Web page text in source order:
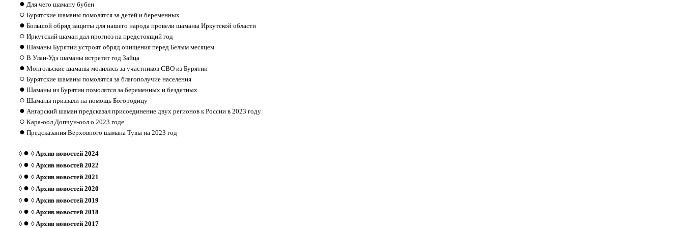
● Для чего шаману бубен
○ Бурятские шаманы помолятся за детей и беременных
● Большой обряд защиты для нашего народа провели шаманы Иркутской области
○ Иркутский шаман дал прогноз на предстоящий год
● Шаманы Бурятии устроят обряд очищения перед Белым месяцем
○ В Улан-Удэ шаманы встретят год Зайца
● Монгольские шаманы молились за участников СВО из Бурятии
○ Бурятские шаманы помолятся за благополучие населения
● Шаманы из Бурятии помолятся за беременных и бездетных
○ Шаманы призвали на помощь Богородицу
● Ангарский шаман предсказал присоединение двух регионов к России в 2023 году
○ Кара-оол Допчун-оол о 2023 годе
● Предсказания Верховного шамана Тувы на 2023 год
◊ ● ◊Архив новостей 2024
◊ ● ◊Архив новостей 2022
◊ ● ◊Архив новостей 2021
◊ ● ◊Архив новостей 2020
◊ ● ◊Архив новостей 2019
◊ ● ◊Архив новостей 2018
◊ ● ◊Архив новостей 2017